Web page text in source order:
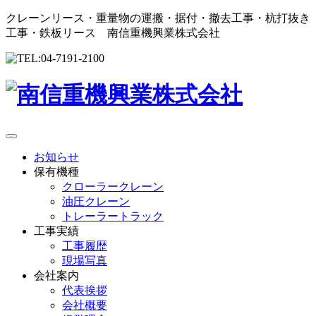
クレーンリース・重量物の運搬・据付・撤去工事・杭打抜き
工事・鉄板リース 南信重機興業株式会社
お知らせ
保有機種
クローラークレーン
油圧クレーン
トレーラートラック
工事実績
工事履歴
現場写真
会社案内
代表挨拶
会社概要